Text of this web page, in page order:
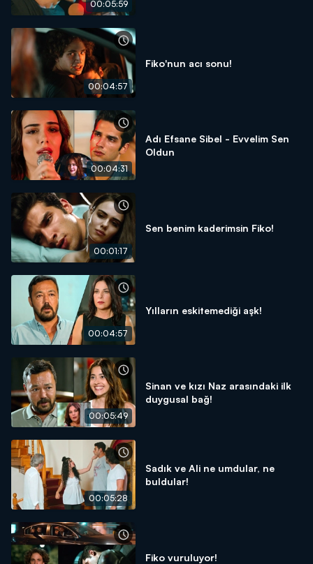
00:05:59
00:04:57
Fiko'nun acı sonu!
00:04:31
Adı Efsane Sibel - Evvelim Sen
Oldun
00:01:17
Sen benim kaderimsin Fiko!
00:04:57
Yılların eskitemediği aşk!
00:05:49
Sinan ve kızı Naz arasındaki ilk
duygusal bağ!
00:05:28
Sadık ve Ali ne umdular, ne
buldular!
Fiko vuruluyor!